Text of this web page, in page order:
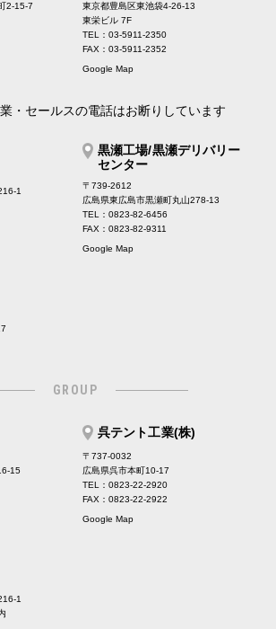
2-15-7
東京都豊島区東池袋4-26-13
東栄ビル 7F
TEL：03-5911-2350
FAX：03-5911-2352
Google Map
・セールスの電話はお断りしています
1
黒瀬工場/黒瀬デリバリー
センター
〒739-2612
広島県東広島市黒瀬町丸山278-13
TEL：0823-82-6456
FAX：0823-82-9311
Google Map
GROUP
15
呉テント工業(株)
〒737-0032
広島県呉市本町10-17
TEL：0823-22-2920
FAX：0823-22-2922
Google Map
1